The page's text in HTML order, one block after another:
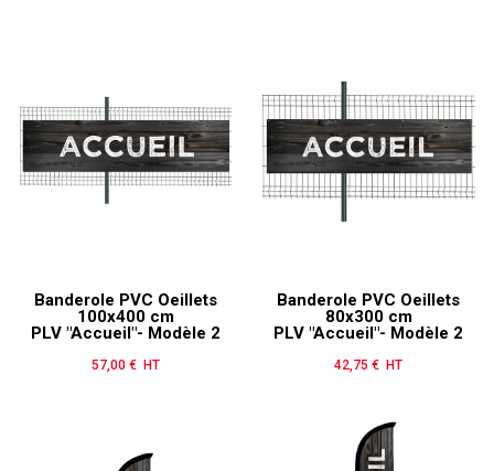
Banderole PVC Oeillets
100x400 cm
PLV "Accueil"- Modèle 2
Prix
57,00 € HT
Banderole PVC Oeillets
80x300 cm
PLV "Accueil"- Modèle 2
Prix
42,75 € HT